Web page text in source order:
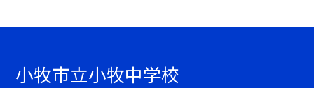
小牧市立小牧中学校